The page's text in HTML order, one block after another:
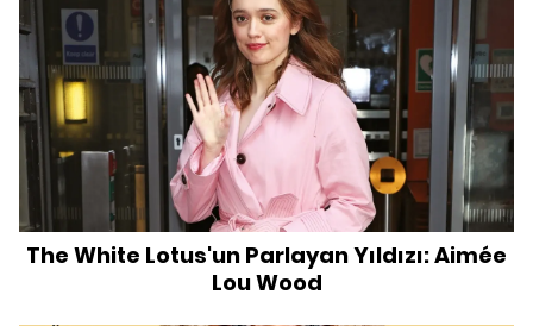
The White Lotus'un Parlayan Yıldızı: Aimée
Lou Wood